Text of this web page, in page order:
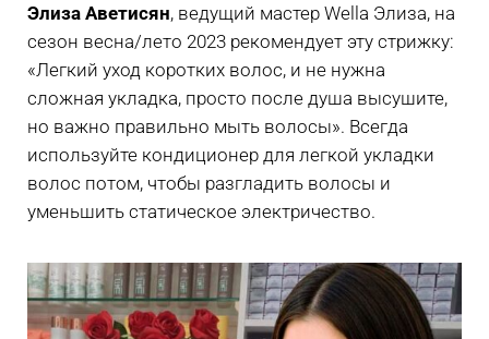
Элиза Аветисян, ведущий мастер Wella Элиза, на
сезон весна/лето 2023 рекомендует эту стрижку:
«Легкий уход коротких волос, и не нужна
сложная укладка, просто после душа высушите,
но важно правильно мыть волосы». Всегда
используйте кондиционер для легкой укладки
волос потом, чтобы разгладить волосы и
уменьшить статическое электричество.